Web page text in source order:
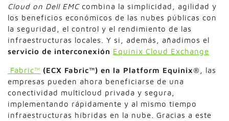
Cloud on Dell EMC combina la simplicidad, agilidad y
los beneficios económicos de las nubes públicas con
la seguridad, el control y el rendimiento de las
infraestructuras locales. Y si, además, añadimos el
servicio de interconexión Equinix Cloud Exchange
Fabric™ (ECX Fabric™) en la Platform Equinix®
, las
empresas pueden ahora beneficiarse de una
conectividad multicloud privada y segura,
implementando rápidamente y al mismo tiempo
infraestructuras híbridas en la nube. Gracias a este